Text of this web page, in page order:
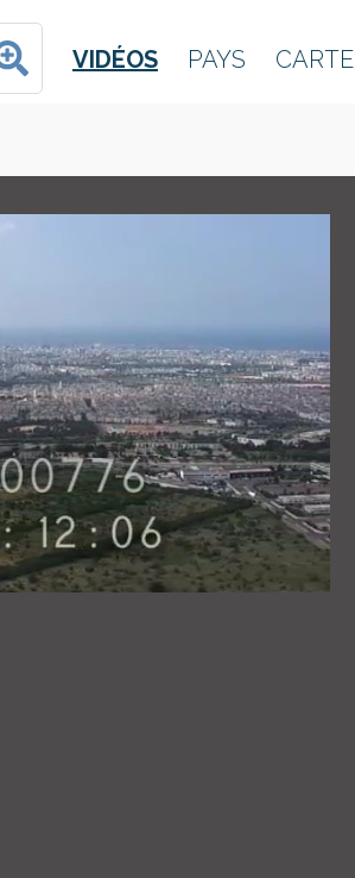
VIDÉOS PAYS CARTE